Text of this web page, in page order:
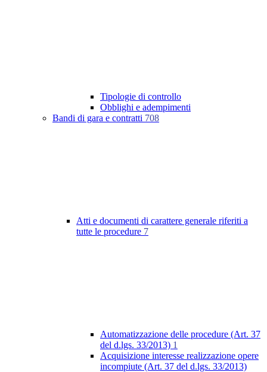
Tipologie di controllo
Obblighi e adempimenti
Bandi di gara e contratti 708
Atti e documenti di carattere generale riferiti a
tutte le procedure 7
Automatizzazione delle procedure (Art. 37
del d.lgs. 33/2013) 1
Acquisizione interesse realizzazione opere
incompiute (Art. 37 del d.lgs. 33/2013)